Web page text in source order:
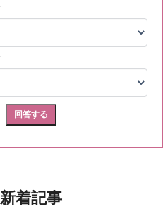
新着記事